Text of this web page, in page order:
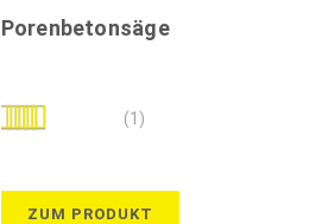
Porenbetonsäge
Bewertung: (1)
ZUM PRODUKT